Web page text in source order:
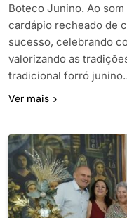
Boteco Junino. Ao
cardápio recheado de
sucesso, celebrando
valorizando as
tradicional forró
Ver mais